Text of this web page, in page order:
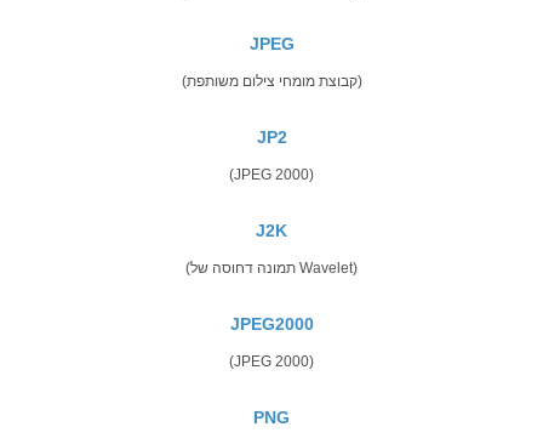
JPEG
(קבוצת מומחי צילום משותפת)
JP2
(JPEG 2000)
J2K
(תמונה דחוסה של Wavelet)
JPEG2000
(JPEG 2000)
PNG